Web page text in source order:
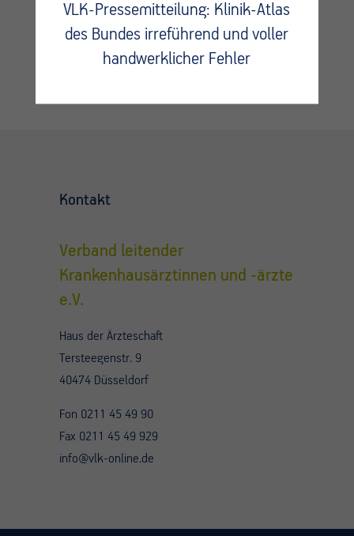
Kontakt
Verband leitender
Krankenhausärztinnen und -ärzte
e.V.
Haus der Ärzteschaft
Tersteegenstr. 9
40474 Düsseldorf
Fon 0211 45 49 90
Fax 0211 45 49 929
info@vlk-online.de
VLK-Pressemitteilung: Klinik-Atlas
des Bundes irreführend und voller
handwerklicher Fehler